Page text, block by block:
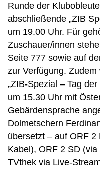
Runde der
abschließende „ZIB
um 19.00 Uhr. Für
Zuschauer/innen
Seite 777 sowie auf
zur Verfügung.
„ZIB-Spezial – Tag
um 15.30 Uhr mit
Gebärdensprache
Dolmetschern
übersetzt – auf ORF 2
Kabel), ORF 2 SD
TVthek via Live-